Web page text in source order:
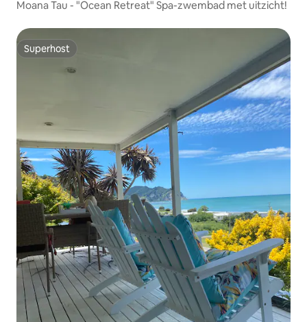
Moana Tau - "Ocean Retreat" Spa-zwembad met uitzicht!
Superhost
Superhost